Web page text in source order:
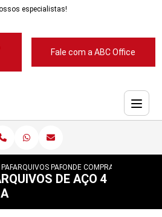
especialistas!
Fale com a ABC Office
ESCRITORIOS
ARQUIVOS PARA ESCRITORIO
ONDE COMPRAR ARQUIVOS
DE AÇO 4